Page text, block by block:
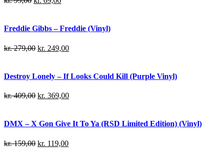
Freddie Gibbs – Freddie (Vinyl)
kr.279,00 kr. 249,00
Destroy Lonely – If Looks Could Kill (Purple Vinyl)
kr.409,00 kr. 369,00
DMX – X Gon Give It To Ya (RSD Limited Edition) (Vinyl)
kr.159,00 kr. 119,00